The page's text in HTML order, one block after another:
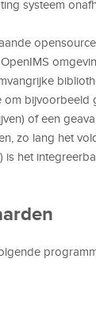
systeem
om bijvoorbeeld
of een
zo lang het
is het